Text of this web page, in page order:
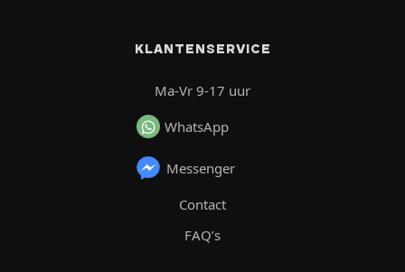
KLANTENSERVICE
Ma-Vr 9-17 uur
WhatsApp
Messenger
Contact
FAQ’s